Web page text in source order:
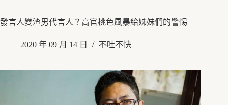
發言人變渣男代言人？高官桃色風暴給姊妹們的警惕
2020 年 09 月 14 日 不吐不快